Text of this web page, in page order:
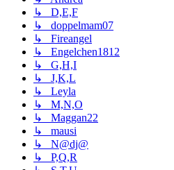
↳ D,E,F
↳ doppelmam07
↳ Fireangel
↳ Engelchen1812
↳ G,H,I
↳ J,K,L
↳ Leyla
↳ M,N,O
↳ Maggan22
↳ mausi
↳ N@dj@
↳ P,Q,R